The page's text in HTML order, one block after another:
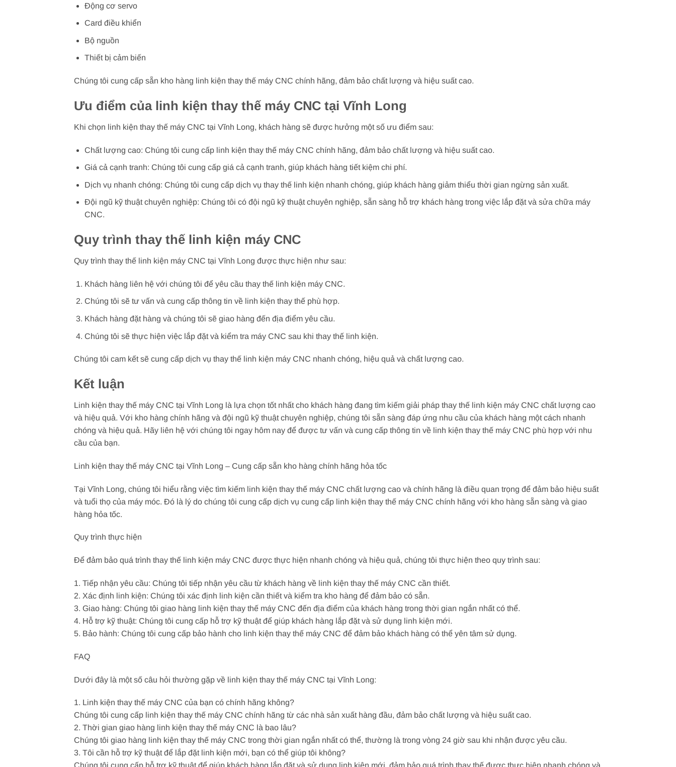
Động cơ servo
Card điều khiển
Bộ nguồn
Thiết bị cảm biến
Chúng tôi cung cấp sẵn kho hàng linh kiện thay thế máy CNC chính hãng, đảm bảo chất lượng và hiệu suất cao.
Ưu điểm của linh kiện thay thế máy CNC tại Vĩnh Long
Khi chọn linh kiện thay thế máy CNC tại Vĩnh Long, khách hàng sẽ được hưởng một số ưu điểm sau:
Chất lượng cao: Chúng tôi cung cấp linh kiện thay thế máy CNC chính hãng, đảm bảo chất lượng và hiệu suất cao.
Giá cả cạnh tranh: Chúng tôi cung cấp giá cả cạnh tranh, giúp khách hàng tiết kiệm chi phí.
Dịch vụ nhanh chóng: Chúng tôi cung cấp dịch vụ thay thế linh kiện nhanh chóng, giúp khách hàng giảm thiểu thời gian ngừng sản xuất.
Đội ngũ kỹ thuật chuyên nghiệp: Chúng tôi có đội ngũ kỹ thuật chuyên nghiệp, sẵn sàng hỗ trợ khách hàng trong việc lắp đặt và sửa chữa máy
CNC.
Quy trình thay thế linh kiện máy CNC
Quy trình thay thế linh kiện máy CNC tại Vĩnh Long được thực hiện như sau:
Khách hàng liên hệ với chúng tôi để yêu cầu thay thế linh kiện máy CNC.
Chúng tôi sẽ tư vấn và cung cấp thông tin về linh kiện thay thế phù hợp.
Khách hàng đặt hàng và chúng tôi sẽ giao hàng đến địa điểm yêu cầu.
Chúng tôi sẽ thực hiện việc lắp đặt và kiểm tra máy CNC sau khi thay thế linh kiện.
Chúng tôi cam kết sẽ cung cấp dịch vụ thay thế linh kiện máy CNC nhanh chóng, hiệu quả và chất lượng cao.
Kết luận
Linh kiện thay thế máy CNC tại Vĩnh Long là lựa chọn tốt nhất cho khách hàng đang tìm kiếm giải pháp thay thế linh kiện máy CNC chất lượng cao
và hiệu quả. Với kho hàng chính hãng và đội ngũ kỹ thuật chuyên nghiệp, chúng tôi sẵn sàng đáp ứng nhu cầu của khách hàng một cách nhanh
chóng và hiệu quả. Hãy liên hệ với chúng tôi ngay hôm nay để được tư vấn và cung cấp thông tin về linh kiện thay thế máy CNC phù hợp với nhu
cầu của bạn.
Linh kiện thay thế máy CNC tại Vĩnh Long – Cung cấp sẵn kho hàng chính hãng hỏa tốc
Tại Vĩnh Long, chúng tôi hiểu rằng việc tìm kiếm linh kiện thay thế máy CNC chất lượng cao và chính hãng là điều quan trọng để đảm bảo hiệu suất
và tuổi thọ của máy móc. Đó là lý do chúng tôi cung cấp dịch vụ cung cấp linh kiện thay thế máy CNC chính hãng với kho hàng sẵn sàng và giao
hàng hỏa tốc.
Quy trình thực hiện
Để đảm bảo quá trình thay thế linh kiện máy CNC được thực hiện nhanh chóng và hiệu quả, chúng tôi thực hiện theo quy trình sau:
1. Tiếp nhận yêu cầu: Chúng tôi tiếp nhận yêu cầu từ khách hàng về linh kiện thay thế máy CNC cần thiết.
2. Xác định linh kiện: Chúng tôi xác định linh kiện cần thiết và kiểm tra kho hàng để đảm bảo có sẵn.
3. Giao hàng: Chúng tôi giao hàng linh kiện thay thế máy CNC đến địa điểm của khách hàng trong thời gian ngắn nhất có thể.
4. Hỗ trợ kỹ thuật: Chúng tôi cung cấp hỗ trợ kỹ thuật để giúp khách hàng lắp đặt và sử dụng linh kiện mới.
5. Bảo hành: Chúng tôi cung cấp bảo hành cho linh kiện thay thế máy CNC để đảm bảo khách hàng có thể yên tâm sử dụng.
FAQ
Dưới đây là một số câu hỏi thường gặp về linh kiện thay thế máy CNC tại Vĩnh Long:
1. Linh kiện thay thế máy CNC của bạn có chính hãng không?
Chúng tôi cung cấp linh kiện thay thế máy CNC chính hãng từ các nhà sản xuất hàng đầu, đảm bảo chất lượng và hiệu suất cao.
2. Thời gian giao hàng linh kiện thay thế máy CNC là bao lâu?
Chúng tôi giao hàng linh kiện thay thế máy CNC trong thời gian ngắn nhất có thể, thường là trong vòng 24 giờ sau khi nhận được yêu cầu.
3. Tôi cần hỗ trợ kỹ thuật để lắp đặt linh kiện mới, bạn có thể giúp tôi không?